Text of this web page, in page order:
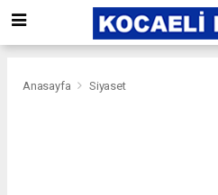
Anasayfa Siyaset